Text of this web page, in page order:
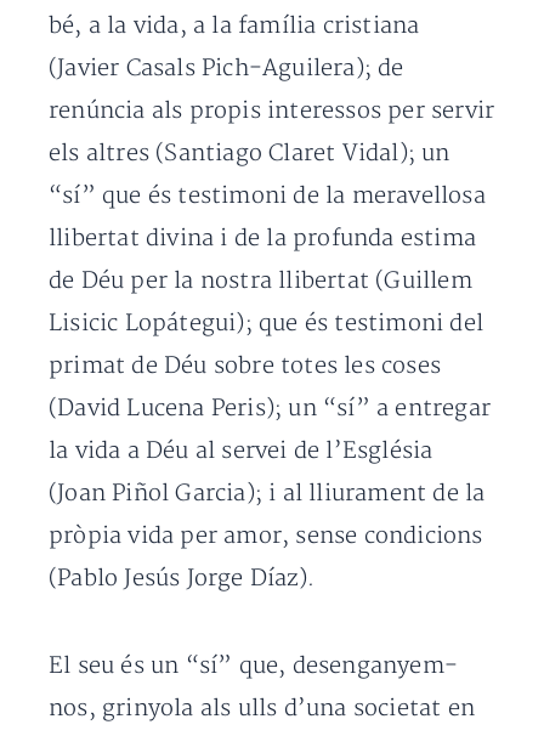
bé, a la vida, a la família cristiana
(Javier Casals Pich-Aguilera); de
renúncia als propis interessos per servir
els altres (Santiago Claret Vidal); un
“sí” que és testimoni de la meravellosa
llibertat divina i de la profunda estima
de Déu per la nostra llibertat (Guillem
Lisicic Lopátegui); que és testimoni del
primat de Déu sobre totes les coses
(David Lucena Peris); un “sí” a entregar
la vida a Déu al servei de l’Església
(Joan Piñol Garcia); i al lliurament de la
pròpia vida per amor, sense condicions
(Pablo Jesús Jorge Díaz).
El seu és un “sí” que, desenganyem-
nos, grinyola als ulls d’una societat en